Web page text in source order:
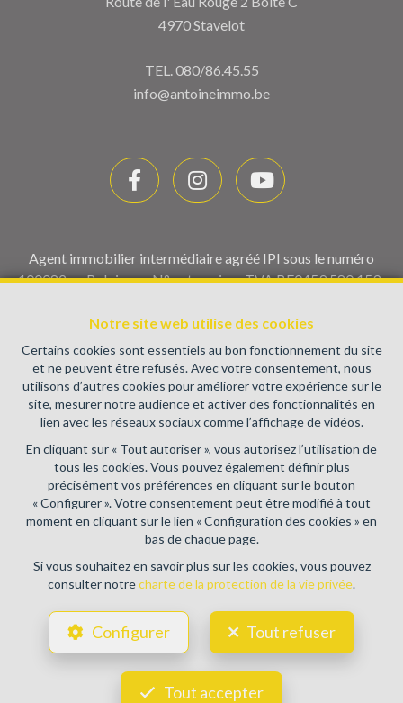
Notre site web utilise des cookies
Certains cookies sont essentiels au bon fonctionnement du site
et ne peuvent être refusés. Avec votre consentement, nous
utilisons d’autres cookies pour améliorer votre expérience sur le
site, mesurer notre audience et activer des fonctionnalités en
lien avec les réseaux sociaux comme l’affichage de vidéos.
En cliquant sur « Tout autoriser », vous autorisez l’utilisation de
tous les cookies. Vous pouvez également définir plus
précisément vos préférences en cliquant sur le bouton
« Configurer ». Votre consentement peut être modifié à tout
moment en cliquant sur le lien « Configuration des cookies » en
bas de chaque page.
Si vous souhaitez en savoir plus sur les cookies, vous pouvez
consulter notrecharte de la protection de la vie privée.
Configurer Tout refuser
Tout accepter
4970 Stavelot
TEL.080/86.45.55
info@antoineimmo.be
Agent immobilier intermédiaire agréé IPI sous le numéro
100082 en Belgique - N° entreprise : TVA BE0459.580.159-
immobiliers, rue du Luxembourg 16B, 1000 Bruxelles (+32 2
505 38 50 - info@ipi.be) - Soumis aucode déontologique de l’
IPI
RC professionnelle et cautionnement via AXA Belgium SA,
Place du Trône 1, 1000 Bruxelles – police n° 730.390.160.
Couverture valable pour les activités réalisées en Belgique
Conditions générales d'utilisation du site
Charte de la protection de la vie privée
Configuration des cookies
POWERED BY
DESIGNED AND DEVELOPED BY
WEBULOUS.IMMO